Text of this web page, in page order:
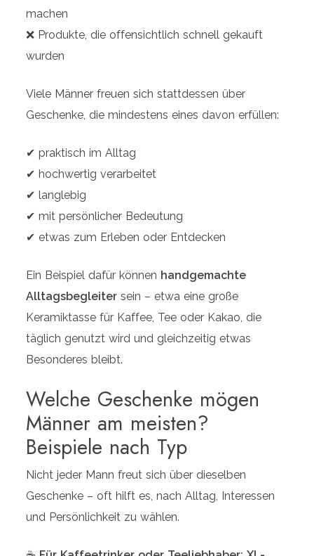
machen
❌ Produkte, die offensichtlich schnell gekauft
wurden
Viele Männer freuen sich stattdessen über
Geschenke, die mindestens eines davon erfüllen:
✔ praktisch im Alltag
✔ hochwertig verarbeitet
✔ langlebig
✔ mit persönlicher Bedeutung
✔ etwas zum Erleben oder Entdecken
Ein Beispiel dafür können handgemachte
Alltagsbegleiter sein – etwa eine große
Keramiktasse für Kaffee, Tee oder Kakao, die
täglich genutzt wird und gleichzeitig etwas
Besonderes bleibt.
Welche Geschenke mögen
Männer am meisten?
Beispiele nach Typ
Nicht jeder Mann freut sich über dieselben
Geschenke – oft hilft es, nach Alltag, Interessen
und Persönlichkeit zu wählen.